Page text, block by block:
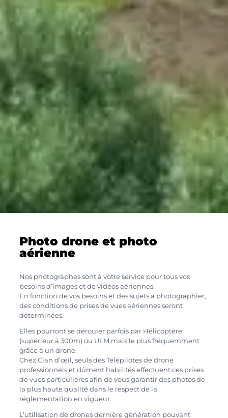
Photo drone et photo
aérienne
Nos photographes sont à votre service pour tous vos
besoins d’images et de vidéos aériennes.
En fonction de vos besoins et des sujets à photographier,
des conditions de prises de vues aériennes seront
déterminées.
Elles pourront se dérouler parfois par Hélicoptère
(supérieur à 300m) ou ULM mais le plus fréquemment
grâce à un drone.
Chez Clan d’œil, seuls des Télépilotes de drone
professionnels et dûment habilités effectuent ces prises
de vues particulières afin de vous garantir des photos de
la plus haute qualité dans le respect de la
réglementation en vigueur.
L’utilisation de drones dernière génération pouvant